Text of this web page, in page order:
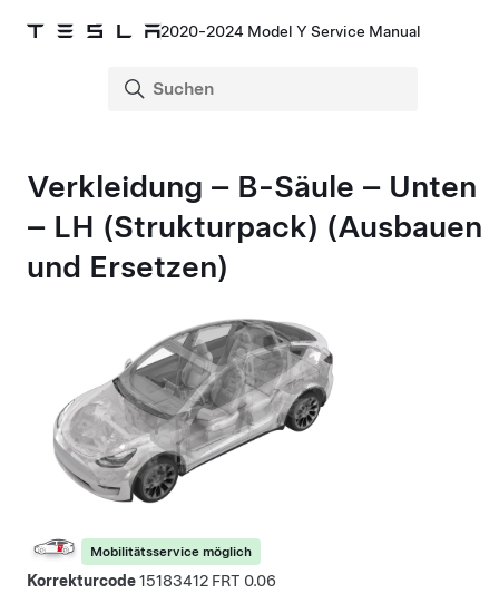
2020-2024 Model Y Service Manual
Verkleidung – B-Säule – Unten
– LH (Strukturpack) (Ausbauen
und Ersetzen)
Mobilitätsservice möglich
Korrekturcode15183412
0.06